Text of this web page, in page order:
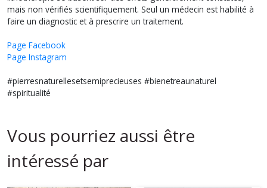
mais non vérifiés scientifiquement. Seul un médecin est habilité à
faire un diagnostic et à prescrire un traitement.
Page Facebook
Page Instagram
#pierresnaturellesetsemiprecieuses #bienetreaunaturel
#spiritualité
Vous pourriez aussi être
intéressé par